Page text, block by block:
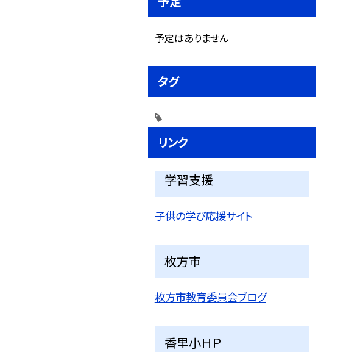
予定はありません
タグ
リンク
学習支援
子供の学び応援サイト
枚方市
枚方市教育委員会ブログ
香里小ＨＰ